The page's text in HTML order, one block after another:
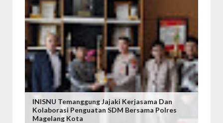
INISNU Temanggung Jajaki Kerjasama Dan
Kolaborasi Penguatan SDM Bersama Polres
Magelang Kota